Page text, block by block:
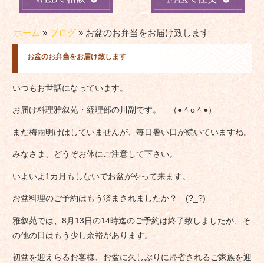
ホーム» ブログ» お盆のお弁当をお届け致します
お盆のお弁当をお届け致します
いつもお世話になっています。
お届け料理雅叙苑・経理部の川副です。 （●＾o＾●）
まだ梅雨明けはしていませんが、毎日暑い日が続いていますね。
みなさま、どうぞお体にご注意して下さい。
いよいよ1カ月もしないでお盆がやって来ます。
お盆料理のご予約はもう済まされましたか？ (?_?)
雅叙苑では、8月13日の14時迄のご予約は終了致しましたが、そ
の他の日はもう少し余裕があります。
初盆を迎えらるお客様、お盆に久しぶりに帰省されるご家族を迎